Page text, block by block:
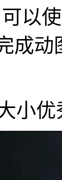
以
成
小优